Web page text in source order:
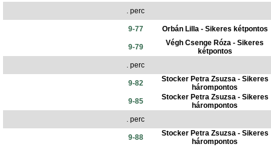
. perc
9-77 Orbán Lilla - Sikeres kétpontos
9-79
Végh Csenge Róza - Sikeres
kétpontos
. perc
9-82
Stocker Petra Zsuzsa - Sikeres
hárompontos
9-85
Stocker Petra Zsuzsa - Sikeres
hárompontos
. perc
9-88
Stocker Petra Zsuzsa - Sikeres
hárompontos